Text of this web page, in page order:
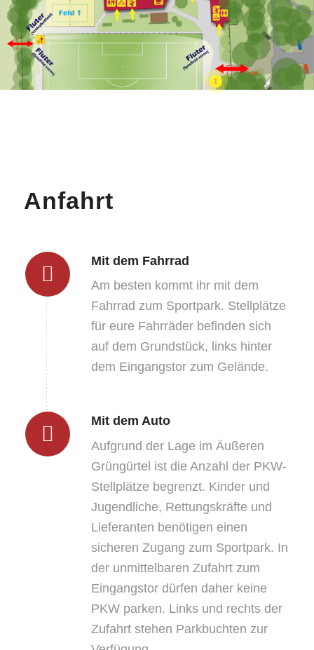
1
Anfahrt
Mit dem Fahrrad
Am besten kommt ihr mit dem
Fahrrad zum Sportpark. Stellplätze
für eure Fahrräder befinden sich
auf dem Grundstück, links hinter
dem Eingangstor zum Gelände.
Mit dem Auto
Aufgrund der Lage im Äußeren
Grüngürtel ist die Anzahl der PKW-
Stellplätze begrenzt. Kinder und
Jugendliche, Rettungskräfte und
Lieferanten benötigen einen
sicheren Zugang zum Sportpark. In
der unmittelbaren Zufahrt zum
Eingangstor dürfen daher keine
PKW parken. Links und rechts der
Zufahrt stehen Parkbuchten zur